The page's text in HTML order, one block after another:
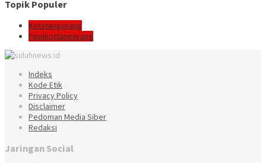
Topik Populer
Kotatangerang
Pemkottangerang
Indeks
Kode Etik
Privacy Policy
Disclaimer
Pedoman Media Siber
Redaksi
Jaringan Social